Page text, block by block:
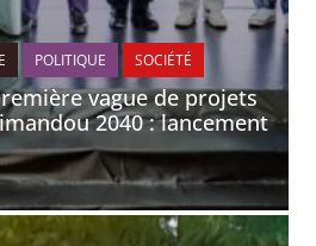
POLITIQUE SOCIÉTÉ
vague de projets
2040 : lancement